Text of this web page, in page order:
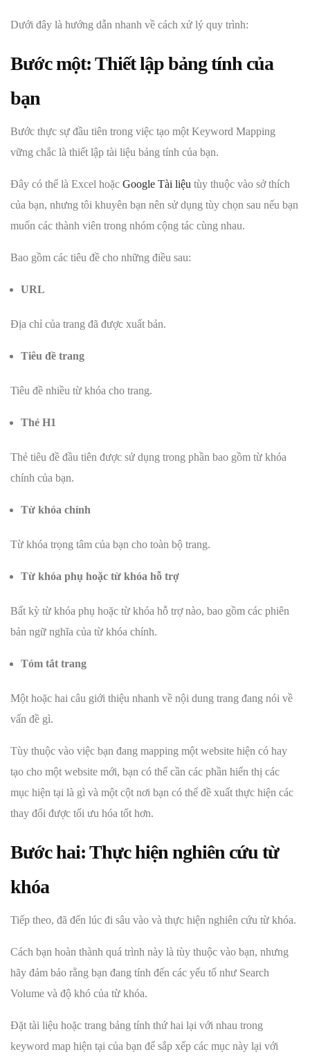
Dưới đây là hướng dẫn nhanh về cách xử lý quy trình:
Bước một: Thiết lập bảng tính của
bạn
Bước thực sự đầu tiên trong việc tạo một Keyword Mapping
vững chắc là thiết lập tài liệu bảng tính của bạn.
Đây có thể là Excel hoặc Google Tài liệu tùy thuộc vào sở thích
của bạn, nhưng tôi khuyên bạn nên sử dụng tùy chọn sau nếu bạn
muốn các thành viên trong nhóm cộng tác cùng nhau.
Bao gồm các tiêu đề cho những điều sau:
URL
Địa chỉ của trang đã được xuất bản.
Tiêu đề trang
Tiêu đề nhiều từ khóa cho trang.
Thẻ H1
Thẻ tiêu đề đầu tiên được sử dụng trong phần bao gồm từ khóa
chính của bạn.
Từ khóa chính
Từ khóa trọng tâm của bạn cho toàn bộ trang.
Từ khóa phụ hoặc từ khóa hỗ trợ
Bất kỳ từ khóa phụ hoặc từ khóa hỗ trợ nào, bao gồm các phiên
bản ngữ nghĩa của từ khóa chính.
Tóm tắt trang
Một hoặc hai câu giới thiệu nhanh về nội dung trang đang nói về
vấn đề gì.
Tùy thuộc vào việc bạn đang mapping một website hiện có hay
tạo cho một website mới, bạn có thể cần các phần hiển thị các
mục hiện tại là gì và một cột nơi bạn có thể đề xuất thực hiện các
thay đổi được tối ưu hóa tốt hơn.
Bước hai: Thực hiện nghiên cứu từ
khóa
Tiếp theo, đã đến lúc đi sâu vào và thực hiện nghiên cứu từ khóa.
Cách bạn hoàn thành quá trình này là tùy thuộc vào bạn, nhưng
hãy đảm bảo rằng bạn đang tính đến các yếu tố như Search
Volume và độ khó của từ khóa.
Đặt tài liệu hoặc trang bảng tính thứ hai lại với nhau trong
keyword map hiện tại của bạn để sắp xếp các mục này lại với